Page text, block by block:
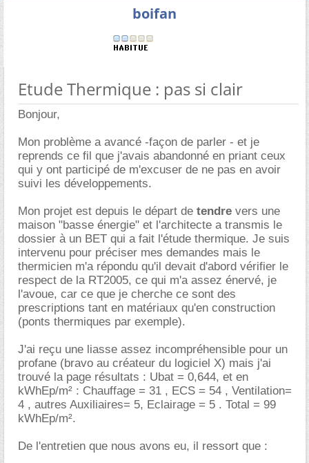
boifan
Etude Thermique : pas si clair
Bonjour,
Mon problème a avancé -façon de parler - et je
reprends ce fil que j'avais abandonné en priant ceux
qui y ont participé de m'excuser de ne pas en avoir
suivi les développements.
Mon projet est depuis le départ de tendre vers une
maison "basse énergie" et l'architecte a transmis le
dossier à un BET qui a fait l'étude thermique. Je suis
intervenu pour préciser mes demandes mais le
thermicien m'a répondu qu'il devait d'abord vérifier le
respect de la RT2005, ce qui m'a assez énervé, je
l'avoue, car ce que je cherche ce sont des
prescriptions tant en matériaux qu'en construction
(ponts thermiques par exemple).
J'ai reçu une liasse assez incompréhensible pour un
profane (bravo au créateur du logiciel X) mais j'ai
trouvé la page résultats : Ubat = 0,644, et en
kWhEp/m² : Chauffage = 31 , ECS = 54 , Ventilation=
4 , autres Auxiliaires= 5, Eclairage = 5 . Total = 99
kWhEp/m².
De l'entretien que nous avons eu, il ressort que :